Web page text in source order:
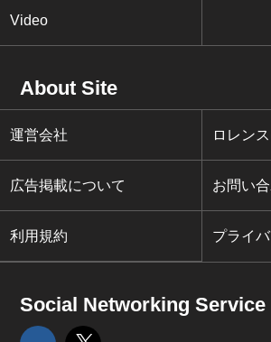
Video
About Site
運営会社 ロレン
広告掲載について お問い
利用規約 プライ
Social Networking Service